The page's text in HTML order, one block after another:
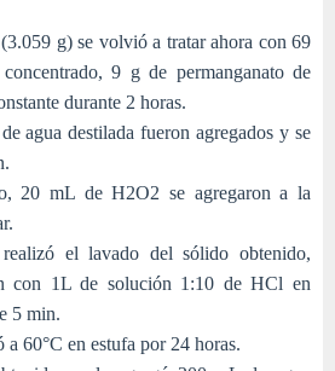
g) se volvió a tratar ahora con 69
9 g de permanganato de
durante 2 horas.
agua destilada fueron agregados y se
20 mL de H2O2 se agregaron a la
el lavado del sólido obtenido,
con 1L de solución 1:10 de HCl en
5 min.
a 60°C en estufa por 24 horas.